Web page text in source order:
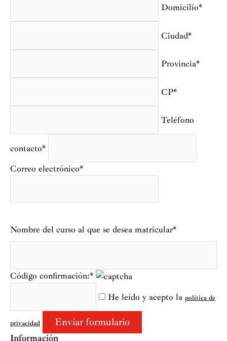
Domicilio*
Ciudad*
Provincia*
CP*
Teléfono
contacto*
Correo electrónico*
Nombre del curso al que se desea matricular*
Código confirmación:*
He leído y acepto la política de
privacidad
Información